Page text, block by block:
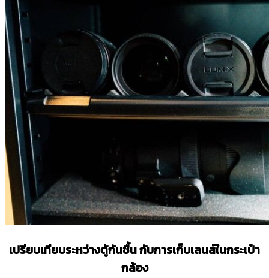
เปรียบเทียบระหว่างตู้กันชื้น กับการเก็บเลนส์ในกระเป๋า
กล้อง